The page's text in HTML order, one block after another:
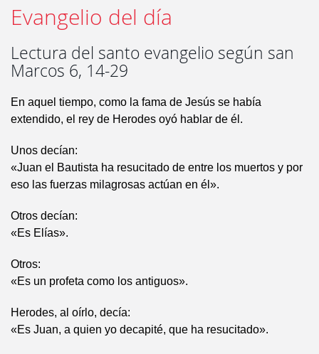
Evangelio del día
Lectura del santo evangelio según san
Marcos 6, 14-29
En aquel tiempo, como la fama de Jesús se había
extendido, el rey de Herodes oyó hablar de él.
Unos decían:
«Juan el Bautista ha resucitado de entre los muertos y por
eso las fuerzas milagrosas actúan en él».
Otros decían:
«Es Elías».
Otros:
«Es un profeta como los antiguos».
Herodes, al oírlo, decía:
«Es Juan, a quien yo decapité, que ha resucitado».